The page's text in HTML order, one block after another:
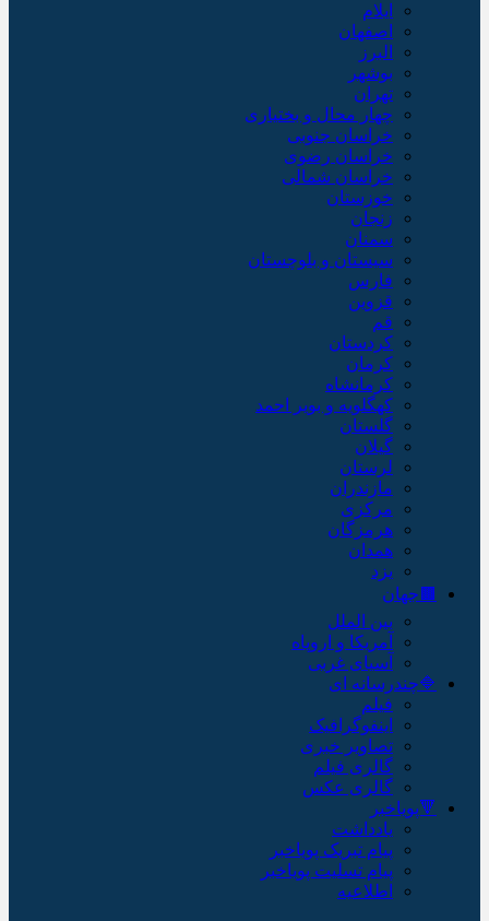
ایلام
اصفهان
البرز
بوشهر
تهران
چهار محال و بختیاری
خراسان جنوبی
خراسان رضوی
خراسان شمالی
خوزستان
زنجان
سمنان
سیستان و بلوچستان
فارس
قزوین
قم
کردستان
کرمان
کرمانشاه
کهگلویه و بویر احمد
گلستان
گیلان
لرستان
مازندران
مرکزی
هرمزگان
همدان
یزد
🟫جهان
بین الملل
آمریکا و اروپاه
آسیای غربی
🔷چندرسانه ای
فیلم
اینفوگرافیک
تصاویر خبری
گالری فیلم
گالری عکس
🔻پویاخبر
یادداشت
پیام تبریک پویاخبر
پیام تسلیت پویاخبر
اطلاعیه